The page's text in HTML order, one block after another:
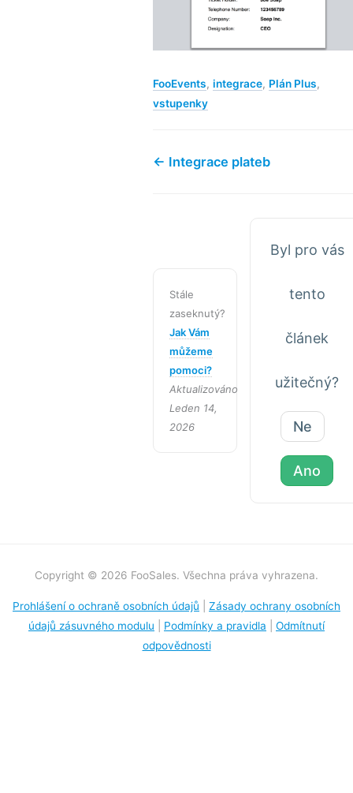
FooEvents, integrace, Plán Plus,
vstupenky
← Integrace plateb
Stále
zaseknutý?
Jak Vám
můžeme
pomoci?
Aktualizováno
Leden 14,
2026
Byl pro vás
tento
článek
užitečný?
Ne
Ano
Copyright © 2026 FooSales. Všechna práva vyhrazena.
Prohlášení o ochraně osobních údajů
Zásady ochrany osobních
údajů zásuvného modulu
Podmínky a pravidla
Odmítnutí
odpovědnosti